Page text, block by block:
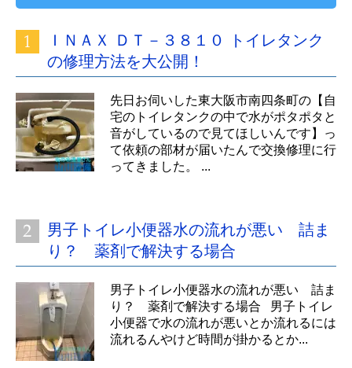
ＩＮＡＸ ＤＴ－３８１０ トイレタンク
の修理方法を大公開！
先日お伺いした東大阪市南四条町の【自
宅のトイレタンクの中で水がポタポタと
音がしているので見てほしいんです】っ
て依頼の部材が届いたんで交換修理に行
ってきました。 ...
男子トイレ小便器水の流れが悪い 詰ま
り？ 薬剤で解決する場合
男子トイレ小便器水の流れが悪い 詰ま
り？ 薬剤で解決する場合 男子トイレ
小便器で水の流れが悪いとか流れるには
流れるんやけど時間が掛かるとか...